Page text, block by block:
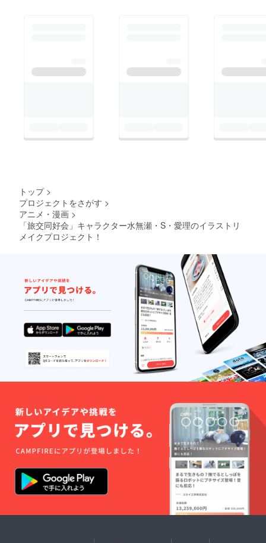
トップ >
プロジェクトをさがす >
アニメ・漫画 >
「旅交同好会」キャラクター水無瀬・S・愛理のイラストリ
メイクプロジェクト！